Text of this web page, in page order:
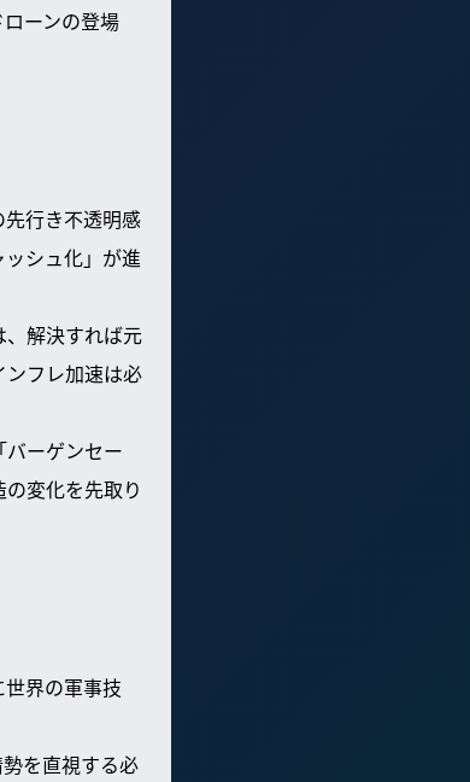
ーンの登場
行き不透明感
シュ化」が進
解決すれば元
フレ加速は必
ーゲンセー
変化を先取り
界の軍事技
を直視する必